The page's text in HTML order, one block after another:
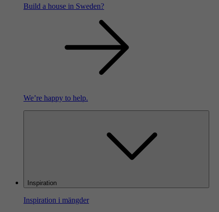
Build a house in Sweden?
We’re happy to help.
Inspiration
Inspiration i mängder